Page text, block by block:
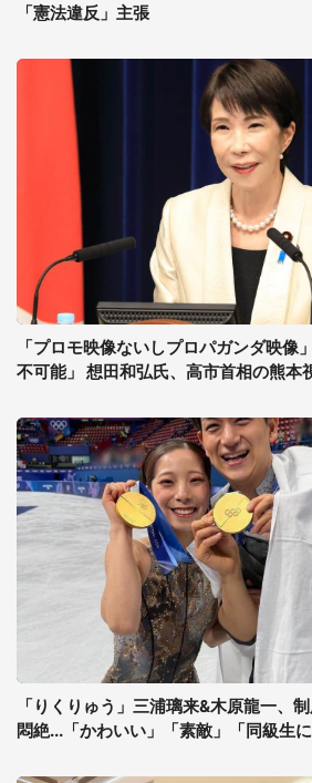
「憲法違反」主張
「プロモ映像ないしプロパガンダ映像
不可能」 想田和弘氏、高市首相の熊本
「りくりゅう」三浦璃来&木原龍一、
悶絶...「かわいい」「素敵」「同級生に